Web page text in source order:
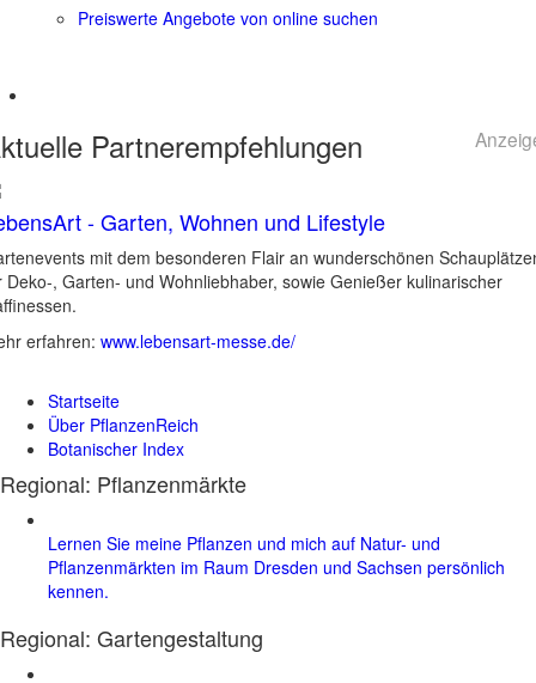
Preiswerte Angebote von online suchen
Partnerempfehlungen
- Garten, Wohnen und Lifestyle
mit dem besonderen Flair an wunderschönen
Deko-, Garten- und Wohnliebhaber, sowie Genießer kulinarischer
erfahren: www.lebensart-messe.de/
Startseite
Über PflanzenReich
Botanischer Index
Regional: Pflanzenmärkte
Lernen Sie meine Pflanzen und mich auf Natur- und
Pflanzenmärkten im Raum Dresden und Sachsen persönlich
kennen.
Regional: Gartengestaltung